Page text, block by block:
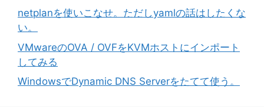
netplanを使いこなせ。ただしyamlの話はしたくな
い。
VMwareのOVA / OVFをKVMホストにインポート
してみる
WindowsでDynamic DNS Serverをたてて使う。